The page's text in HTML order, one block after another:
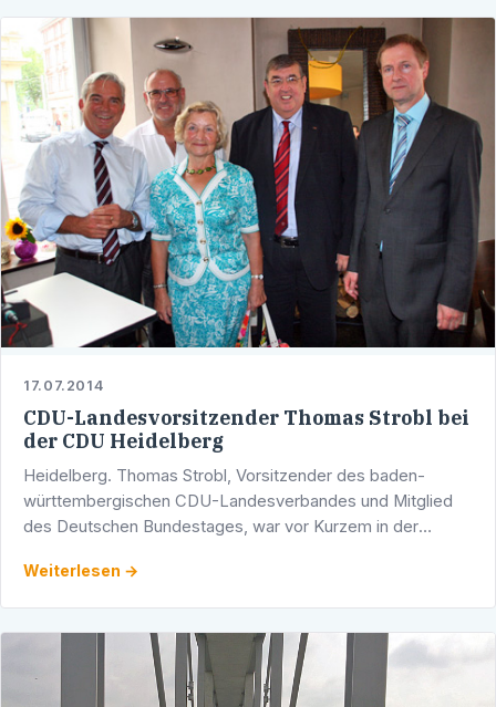
17.07.2014
CDU-Landesvorsitzender Thomas Strobl bei
der CDU Heidelberg
Heidelberg. Thomas Strobl, Vorsitzender des baden-
württembergischen CDU-Landesverbandes und Mitglied
des Deutschen Bundestages, war vor Kurzem in der
Parteifreundinnen und …
Weiterlesen →